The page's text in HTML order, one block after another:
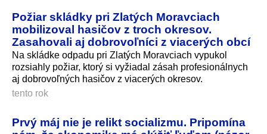
Požiar skládky pri Zlatých Moravciach
mobilizoval hasičov z troch okresov.
Zasahovali aj dobrovoľníci z viacerých obcí
Na skládke odpadu pri Zlatých Moravciach vypukol
rozsiahly požiar, ktorý si vyžiadal zásah profesionálnych
aj dobrovoľných hasičov z viacerých okresov.
tento rok
Prvý máj nie je relikt socializmu. Pripomína